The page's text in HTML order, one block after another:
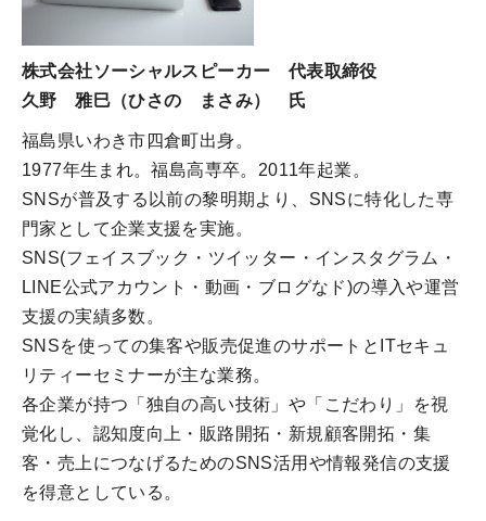
株式会社ソーシャルスピーカー 代表取締役
久野 雅巳（ひさの まさみ） 氏
福島県いわき市四倉町出身。
1977年生まれ。福島高専卒。2011年起業。
SNSが普及する以前の黎明期より、SNSに特化した専
門家として企業支援を実施。
SNS(フェイスブック・ツイッター・インスタグラム・
LINE公式アカウント・動画・ブログなド)の導入や運営
支援の実績多数。
SNSを使っての集客や販売促進のサポートとITセキュ
リティーセミナーが主な業務。
各企業が持つ「独自の高い技術」や「こだわり」を視
覚化し、認知度向上・販路開拓・新規顧客開拓・集
客・売上につなげるためのSNS活用や情報発信の支援
を得意としている。